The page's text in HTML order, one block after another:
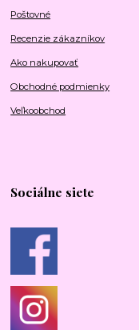
Poštovné
Recenzie zákazníkov
Ako nakupovať
Obchodné podmienky
Veľkoobchod
Sociálne siete